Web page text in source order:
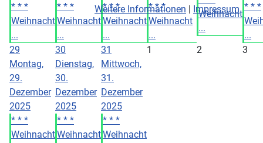
* * *
Weihnacht
...
* * *
Weihnacht
...
* * *
Weihnacht
...
* * *
Weihnacht
...
Weihnacht
...
* * *
...
29
Montag,
29.
Dezember
2025
* * *
Weihnacht
30
Dienstag,
30.
Dezember
2025
* * *
Weihnacht
31
Mittwoch,
31.
Dezember
2025
* * *
Weihnacht
1 2 3
Weitere Informationen | Impressum